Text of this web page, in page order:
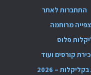
התחברות לאתר
מרוחמה
פלוס
קורסים ועוד
– 2026